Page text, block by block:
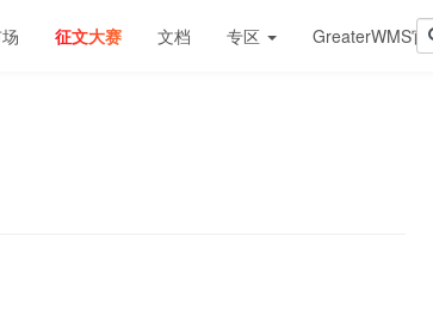
征文大赛 文档 专区 GreaterWMS官